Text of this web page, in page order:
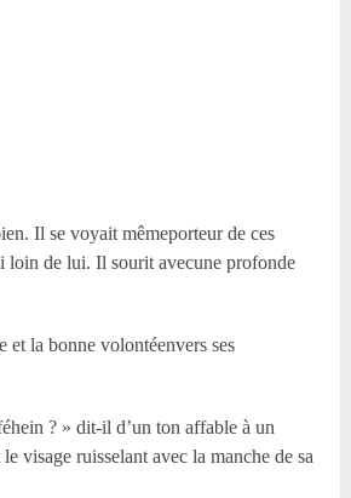
Il se voyait mêmeporteur de ces
loin de lui. Il sourit avecune profonde
et la bonne volontéenvers ses
? » dit-il d’un ton affable à un
visage ruisselant avec la manche de sa